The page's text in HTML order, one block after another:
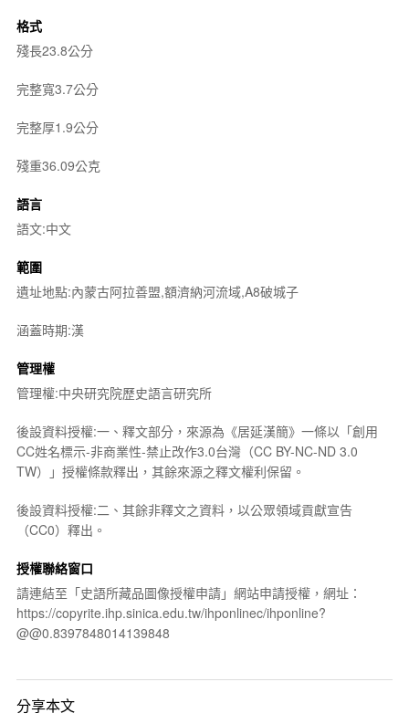
格式
殘長23.8公分
完整寬3.7公分
完整厚1.9公分
殘重36.09公克
語言
語文:中文
範圍
遺址地點:內蒙古阿拉善盟,額濟納河流域,A8破城子
涵蓋時期:漢
管理權
管理權:中央研究院歷史語言研究所
後設資料授權:一、釋文部分，來源為《居延漢簡》一條以「創用
CC姓名標示-非商業性-禁止改作3.0台灣（CC BY-NC-ND 3.0
TW）」授權條款釋出，其餘來源之釋文權利保留。
後設資料授權:二、其餘非釋文之資料，以公眾領域貢獻宣告
（CC0）釋出。
授權聯絡窗口
請連結至「史語所藏品圖像授權申請」網站申請授權，網址：
https://copyrite.ihp.sinica.edu.tw/ihponlinec/ihponline?
@@0.8397848014139848
分享本文